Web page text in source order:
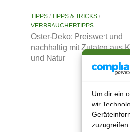
Um dir ein
wir
zuzugreifen.
TIPPS /TIPPS & TRICKS /
VERBRAUCHERTIPPS
Oster-Deko: Preiswert und
nachhaltig mit Zutaten aus
und Natur